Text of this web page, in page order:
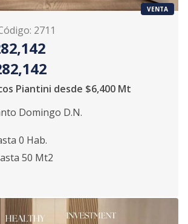
VENTA
: 2711
Piantini desde $6,400 Mt
Domingo D.N.
0 Hab.
50 Mt2